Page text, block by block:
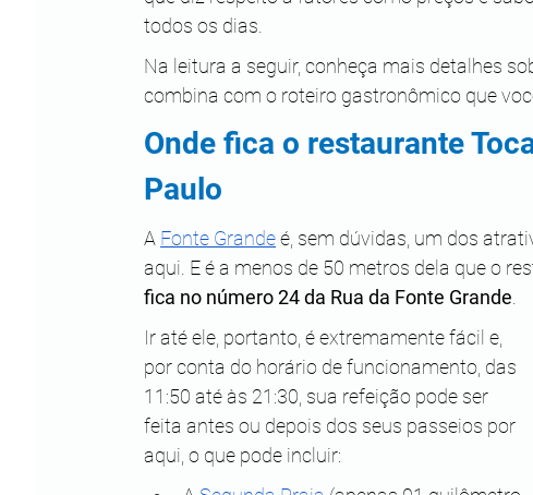
todos os dias.
Na leitura a seguir, conheça mais detalhes
combina com o roteiro gastronômico que
Onde fica o restaurante
Paulo
A Fonte Grande é, sem dúvidas, um dos
aqui. E é a menos de 50 metros dela que o
fica no número 24 da Rua da Fonte Grande
Ir até ele, portanto, é extremamente fácil e,
por conta do horário de funcionamento, das
11:50 até às 21:30, sua refeição pode ser
feita antes ou depois dos seus passeios por
aqui, o que pode incluir: